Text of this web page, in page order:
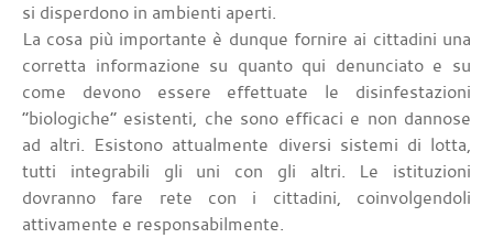
si disperdono in ambienti aperti.
La cosa più importante è dunque fornire ai cittadini una
corretta informazione su quanto qui denunciato e su
come devono essere effettuate le disinfestazioni
“biologiche“ esistenti, che sono efficaci e non dannose
ad altri. Esistono attualmente diversi sistemi di lotta,
tutti integrabili gli uni con gli altri. Le istituzioni
dovranno fare rete con i cittadini, coinvolgendoli
attivamente e responsabilmente.